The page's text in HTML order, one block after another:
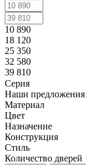
10 890
18 120
25 350
32 580
39 810
Серия
Наши предложения
Материал
Цвет
Назначение
Конструкция
Стиль
Количество дверей